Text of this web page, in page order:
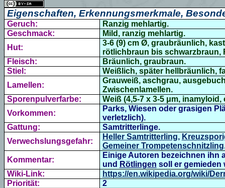
Eigenschaften, Erkennungsmerkmale,
Geruch:
Ranzig mehlartig.
Geschmack:
Mild, ranzig mehlartig.
Hut:
3-6 (9) cm Ø, graubräunlich,
rötlichbraun bis schwarzbraun,
Fleisch:
Bräunlich, graubraun.
Stiel:
Weißlich, später hellbräunlich,
Lamellen:
Grauweiß, aschgrau,
Zwischenlamellen.
Sporenpulverfarbe:
Weiß (4,5-7 x 3-5 μm,
Vorkommen:
Parks, Wiesen oder grasigen
verletzlich).
Gattung:
Samtritterlinge.
Verwechslungsgefahr:
Heller Samtritterling,
Gemeiner Trompetenschnitzling
Kommentar:
Einige Autoren bezeichnen ihn
und Rötlingen soll er gemieden
Wiki-Link:
https://en.wikipedia.org/wiki/
Priorität:
2